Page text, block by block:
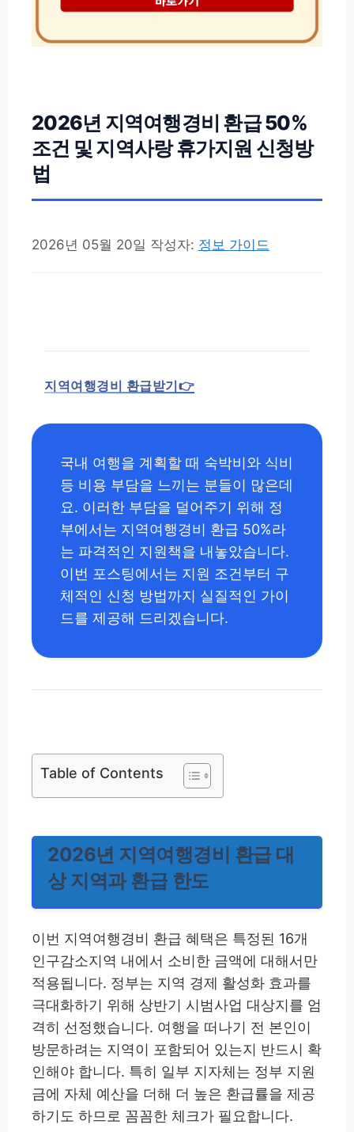
2026년 지역여행경비 환급 50%
조건 및 지역사랑 휴가지원 신청방
법
2026년 05월 20일 작성자: 정보 가이드
지역여행경비 환급받기👉
국내 여행을 계획할 때 숙박비와 식비
등 비용 부담을 느끼는 분들이 많은데
요. 이러한 부담을 덜어주기 위해 정
부에서는 지역여행경비 환급 50%라
는 파격적인 지원책을 내놓았습니다.
이번 포스팅에서는 지원 조건부터 구
체적인 신청 방법까지 실질적인 가이
드를 제공해 드리겠습니다.
Table of Contents
2026년 지역여행경비 환급 대
상 지역과 환급 한도
이번 지역여행경비 환급 혜택은 특정된 16개
인구감소지역 내에서 소비한 금액에 대해서만
적용됩니다. 정부는 지역 경제 활성화 효과를
극대화하기 위해 상반기 시범사업 대상지를 엄
격히 선정했습니다. 여행을 떠나기 전 본인이
방문하려는 지역이 포함되어 있는지 반드시 확
인해야 합니다. 특히 일부 지자체는 정부 지원
금에 자체 예산을 더해 더 높은 환급률을 제공
하기도 하므로 꼼꼼한 체크가 필요합니다.